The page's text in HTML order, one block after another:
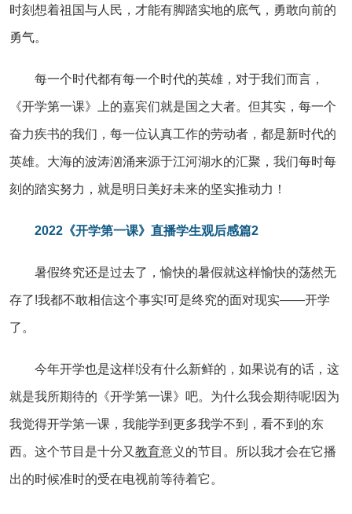
时刻想着祖国与人民，才能有脚踏实地的底气，勇敢向前的
勇气。
每一个时代都有每一个时代的英雄，对于我们而言，
《开学第一课》上的嘉宾们就是国之大者。但其实，每一个
奋力疾书的我们，每一位认真工作的劳动者，都是新时代的
英雄。大海的波涛汹涌来源于江河湖水的汇聚，我们每时每
刻的踏实努力，就是明日美好未来的坚实推动力！
2022《开学第一课》直播学生观后感篇2
暑假终究还是过去了，愉快的暑假就这样愉快的荡然无
存了!我都不敢相信这个事实!可是终究的面对现实——开学
了。
今年开学也是这样!没有什么新鲜的，如果说有的话，这
就是我所期待的《开学第一课》吧。为什么我会期待呢!因为
我觉得开学第一课，我能学到更多我学不到，看不到的东
西。这个节目是十分又 教育意义的节目。所以我才会在它播
出的时候准时的受在电视前等待着它。